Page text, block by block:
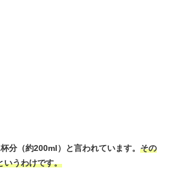
分（約200ml）と言われています。 その
いうわけです。